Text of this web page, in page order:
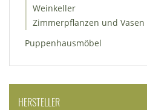
Weinkeller
Zimmerpflanzen und Vasen
Puppenhausmöbel
HERSTELLER